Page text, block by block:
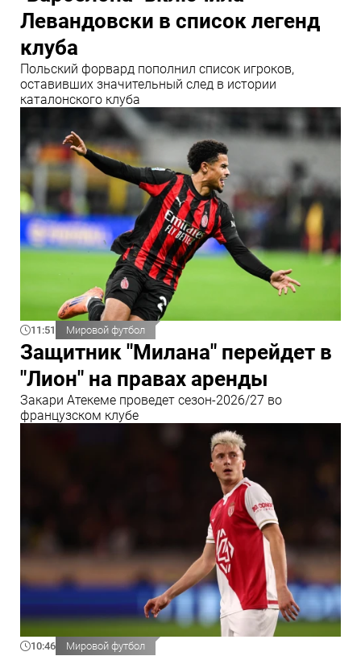
Левандовски в список легенд
клуба
Польский форвард пополнил список игроков,
оставивших значительный след в истории
каталонского клуба
11:51 Мировой футбол
Защитник "Милана" перейдет в
"Лион" на правах аренды
Закари Атекеме проведет сезон-2026/27 во
французском клубе
10:46 Мировой футбол